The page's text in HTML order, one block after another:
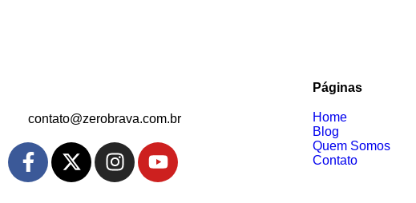
contato@zerobrava.com.br
Páginas
Home
Blog
Quem Somos
Contato